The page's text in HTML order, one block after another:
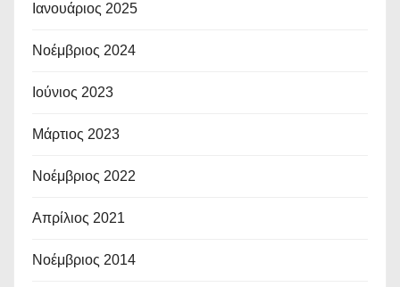
Ιανουάριος 2025
Νοέμβριος 2024
Ιούνιος 2023
Μάρτιος 2023
Νοέμβριος 2022
Απρίλιος 2021
Νοέμβριος 2014